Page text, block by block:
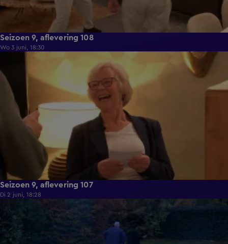
Seizoen 9, aflevering 108
Wo 3 juni, 18:30
Seizoen 9, aflevering 107
Di 2 juni, 18:28